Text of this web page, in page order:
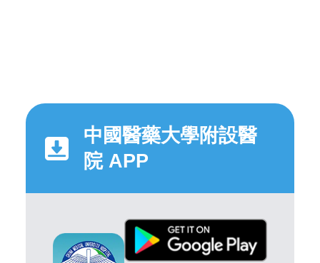
中國醫藥大學附設醫
院 APP